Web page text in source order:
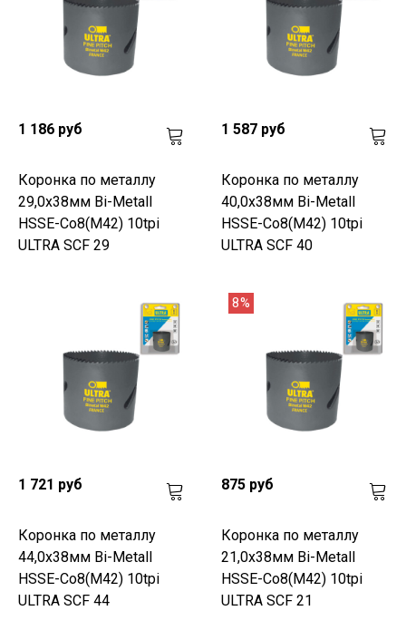
1 186 руб
Коронка по металлу
29,0x38мм Bi-Metall
HSSE-Co8(M42) 10tpi
ULTRA SCF 29
1 587 руб
Коронка по металлу
40,0x38мм Bi-Metall
HSSE-Co8(M42) 10tpi
ULTRA SCF 40
1 721 руб
Коронка по металлу
44,0x38мм Bi-Metall
HSSE-Co8(M42) 10tpi
ULTRA SCF 44
8%
875 руб
Коронка по металлу
21,0x38мм Bi-Metall
HSSE-Co8(M42) 10tpi
ULTRA SCF 21